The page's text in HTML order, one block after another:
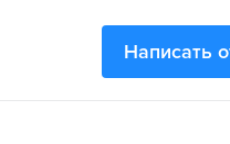
Написать